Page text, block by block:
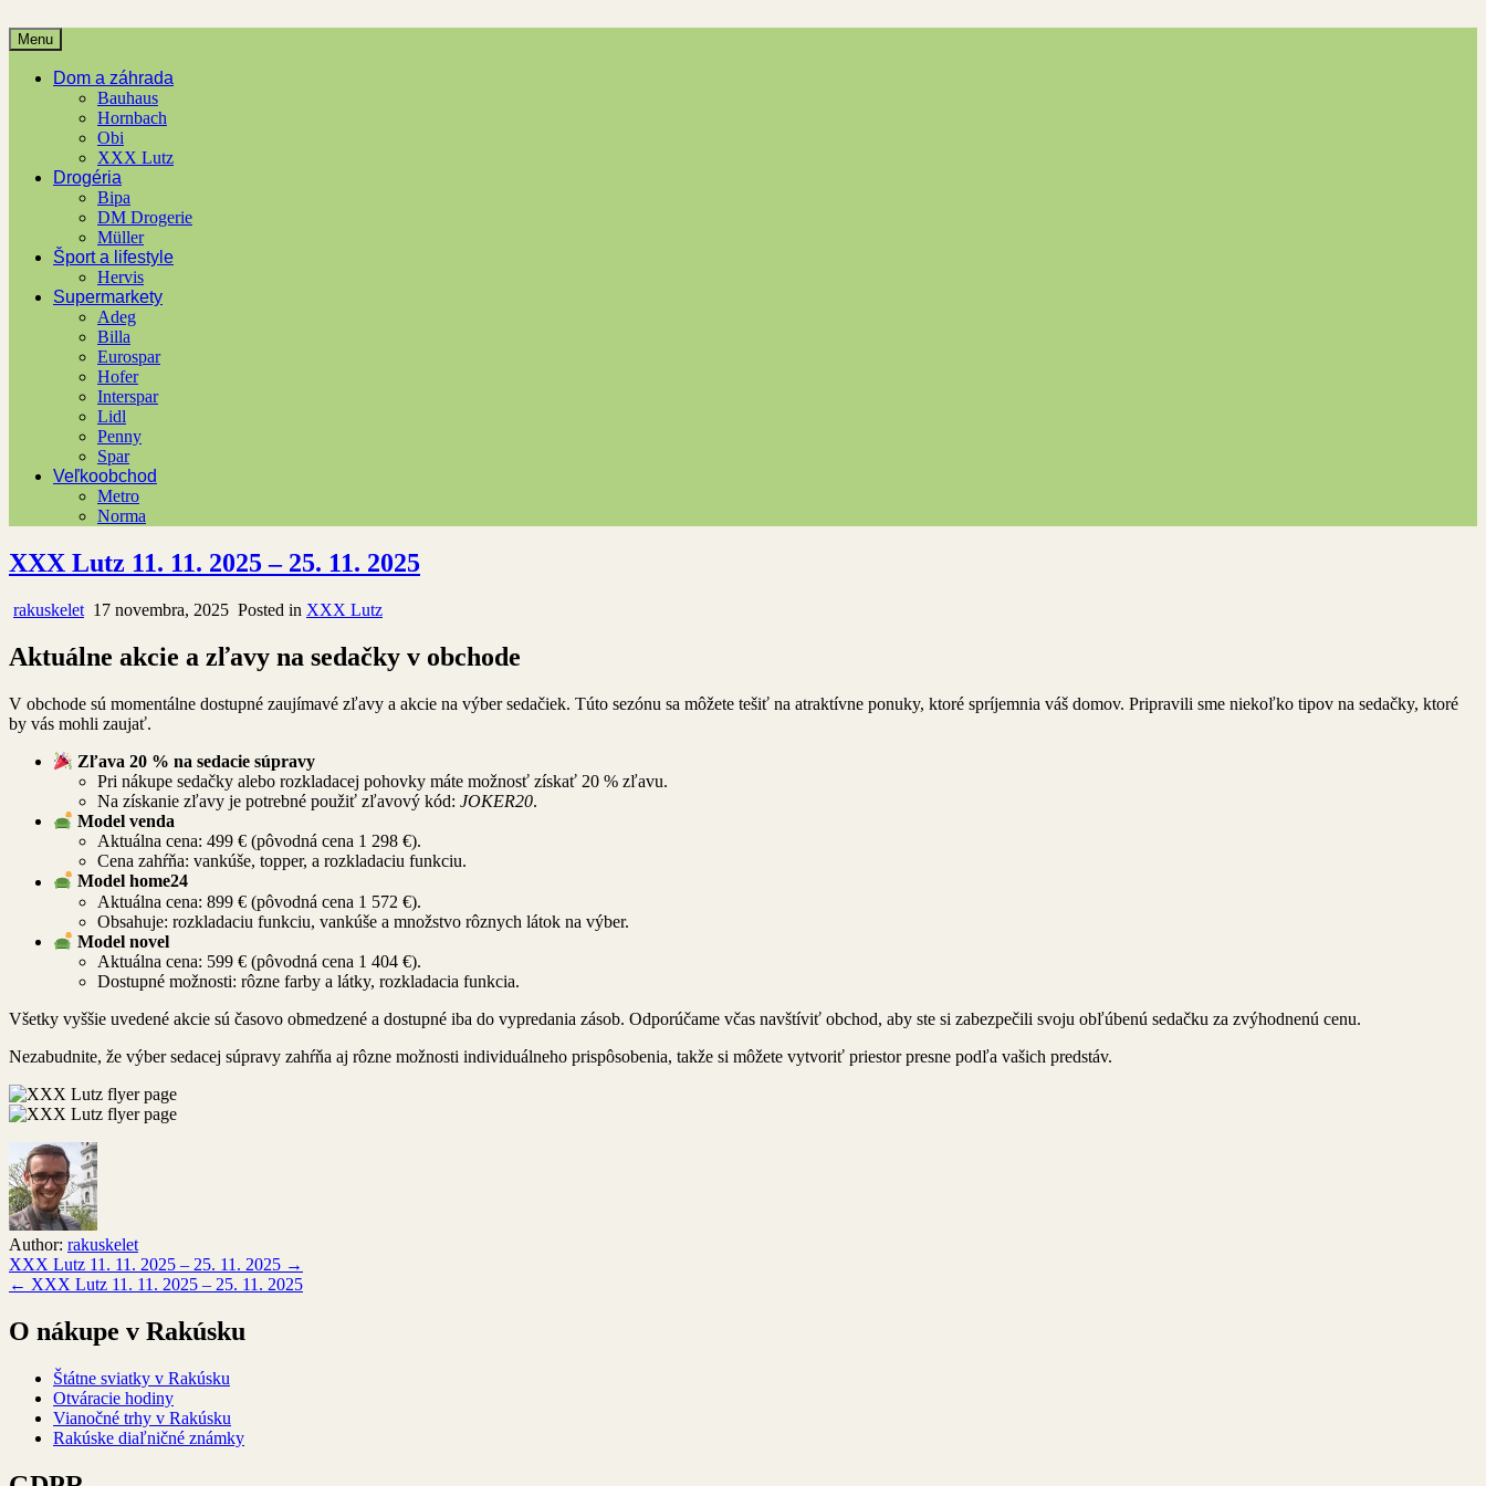
Menu
Dom a záhrada
Bauhaus
Hornbach
Obi
XXX Lutz
Drogéria
Bipa
DM Drogerie
Müller
Šport a lifestyle
Hervis
Supermarkety
Adeg
Billa
Eurospar
Hofer
Interspar
Lidl
Penny
Spar
Veľkoobchod
Metro
Norma
XXX Lutz 11. 11. 2025 – 25. 11. 2025
rakuskelet 17 novembra, 2025 Posted in XXX Lutz
Aktuálne akcie a zľavy na sedačky v obchode
V obchode sú momentálne dostupné zaujímavé zľavy a akcie na výber sedačiek. Túto sezónu sa môžete tešiť na atraktívne ponuky, ktoré spríjemnia váš domov. Pripravili sme niekoľko tipov na sedačky, ktoré
by vás mohli zaujať.
Zľava 20 % na sedacie súpravy
Pri nákupe sedačky alebo rozkladacej pohovky máte možnosť získať 20 % zľavu.
Na získanie zľavy je potrebné použiť zľavový kód: JOKER20.
Model venda
Aktuálna cena: 499 € (pôvodná cena 1 298 €).
Cena zahŕňa: vankúše, topper, a rozkladaciu funkciu.
Model home24
Aktuálna cena: 899 € (pôvodná cena 1 572 €).
Obsahuje: rozkladaciu funkciu, vankúše a množstvo rôznych látok na výber.
Model novel
Aktuálna cena: 599 € (pôvodná cena 1 404 €).
Dostupné možnosti: rôzne farby a látky, rozkladacia funkcia.
Všetky vyššie uvedené akcie sú časovo obmedzené a dostupné iba do vypredania zásob. Odporúčame včas navštíviť obchod, aby ste si zabezpečili svoju obľúbenú sedačku za zvýhodnenú cenu.
Nezabudnite, že výber sedacej súpravy zahŕňa aj rôzne možnosti individuálneho prispôsobenia, takže si môžete vytvoriť priestor presne podľa vašich predstáv.
Author: rakuskelet
Navigácia
v
článku
XXX Lutz 11. 11. 2025 – 25. 11. 2025 →
← XXX Lutz 11. 11. 2025 – 25. 11. 2025
O nákupe v Rakúsku
Štátne sviatky v Rakúsku
Otváracie hodiny
Vianočné trhy v Rakúsku
Rakúske diaľničné známky